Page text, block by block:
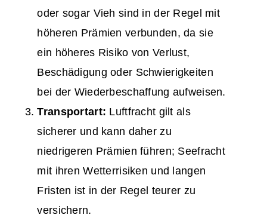
oder sogar Vieh sind in der Regel mit
höheren Prämien verbunden, da sie
ein höheres Risiko von Verlust,
Beschädigung oder Schwierigkeiten
bei der Wiederbeschaffung aufweisen.
Transportart: Luftfracht gilt als
sicherer und kann daher zu
niedrigeren Prämien führen; Seefracht
mit ihren Wetterrisiken und langen
Fristen ist in der Regel teurer zu
versichern.